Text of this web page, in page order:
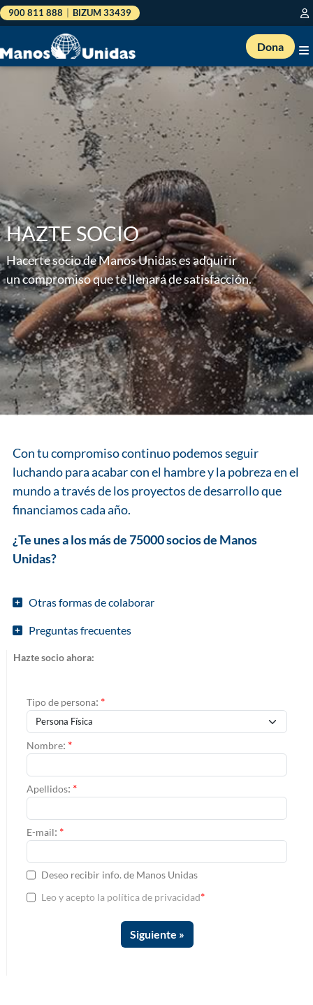
900 811 888 BIZUM 33439
Dona
HAZTE SOCIO
Hacerte socio de Manos Unidas es adquirir
un compromiso que te llenará de satisfacción.
Con tu compromiso continuo podemos seguir
luchando para acabar con el hambre y la pobreza en el
mundo a través de los proyectos de desarrollo que
financiamos cada año.
¿Te unes a los más de 75000 socios de Manos
Unidas?
Otras formas de colaborar
Preguntas frecuentes
Hazte socio ahora:
Tipo de persona: *
Nombre: *
Apellidos: *
E-mail: *
Deseo recibir info. de Manos Unidas
Leo y acepto la política de privacidad*